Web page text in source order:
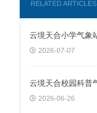
RELATED ARTICLES
2026-07-07
2026-06-26